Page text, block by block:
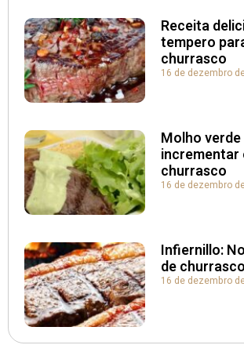
Receita
tempero
churrasco
16 de dezembro
Molho
incrementar
churrasco
16 de dezembro
Infiernillo:
de
16 de dezembro